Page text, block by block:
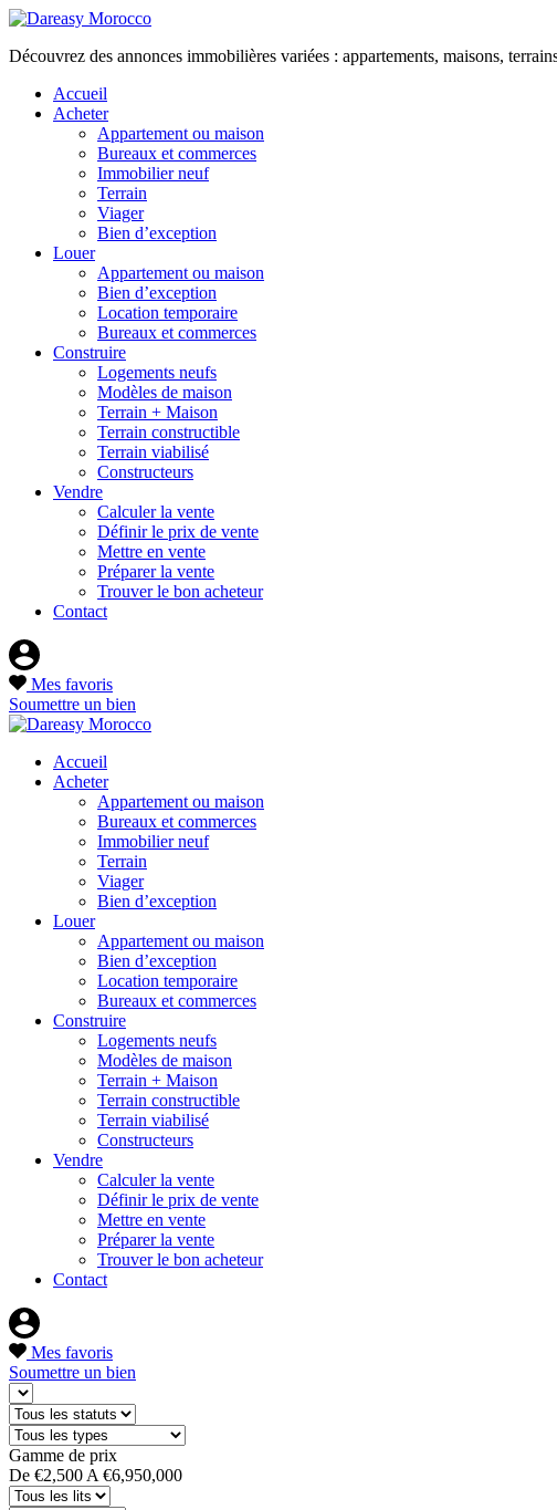
Découvrez des annonces immobilières variées : appartements, maisons,
Accueil
Acheter
Appartement ou maison
Bureaux et commerces
Immobilier neuf
Terrain
Viager
Bien d’exception
Louer
Appartement ou maison
Bien d’exception
Location temporaire
Bureaux et commerces
Construire
Logements neufs
Modèles de maison
Terrain + Maison
Terrain constructible
Terrain viabilisé
Constructeurs
Vendre
Calculer la vente
Définir le prix de vente
Mettre en vente
Préparer la vente
Trouver le bon acheteur
Contact
Mes favoris
Soumettre un bien
Accueil
Acheter
Appartement ou maison
Bureaux et commerces
Immobilier neuf
Terrain
Viager
Bien d’exception
Louer
Appartement ou maison
Bien d’exception
Location temporaire
Bureaux et commerces
Construire
Logements neufs
Modèles de maison
Terrain + Maison
Terrain constructible
Terrain viabilisé
Constructeurs
Vendre
Calculer la vente
Définir le prix de vente
Mettre en vente
Préparer la vente
Trouver le bon acheteur
Contact
Mes favoris
Soumettre un bien
Gamme de prix
De €2,500 A €6,950,000